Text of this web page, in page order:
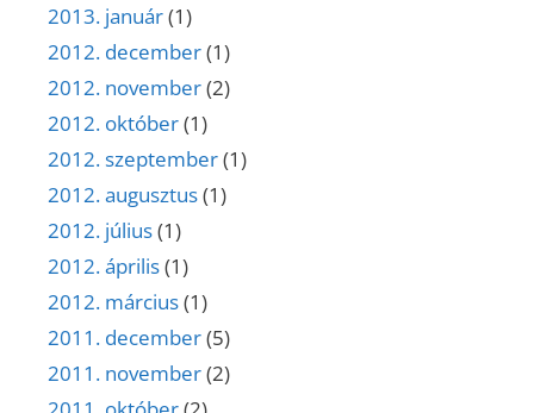
2013. január(1)
2012. december(1)
2012. november(2)
2012. október(1)
2012. szeptember(1)
2012. augusztus(1)
2012. július(1)
2012. április(1)
2012. március(1)
2011. december(5)
2011. november(2)